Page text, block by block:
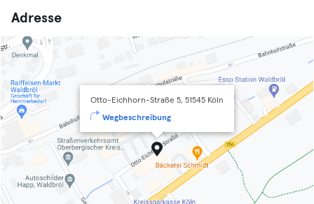
Adresse
Otto-Eichhorn-Straße 5, 51545 Köln
Wegbeschreibung